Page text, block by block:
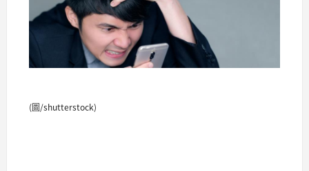
(圖/shutterstock)